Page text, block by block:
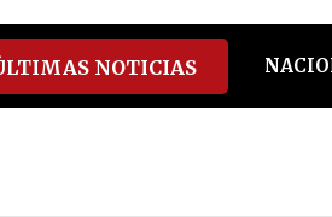
youtube
spotify
NOTICIAS